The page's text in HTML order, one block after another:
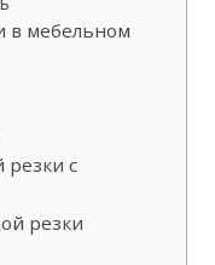
в мебельном
резки с
резки